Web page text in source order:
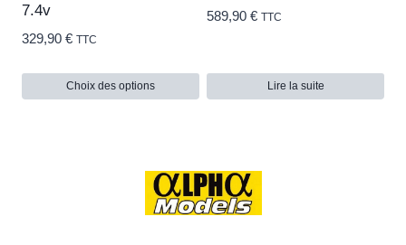
7.4v
329,90 € TTC
Choix des options
589,90 € TTC
Lire la suite